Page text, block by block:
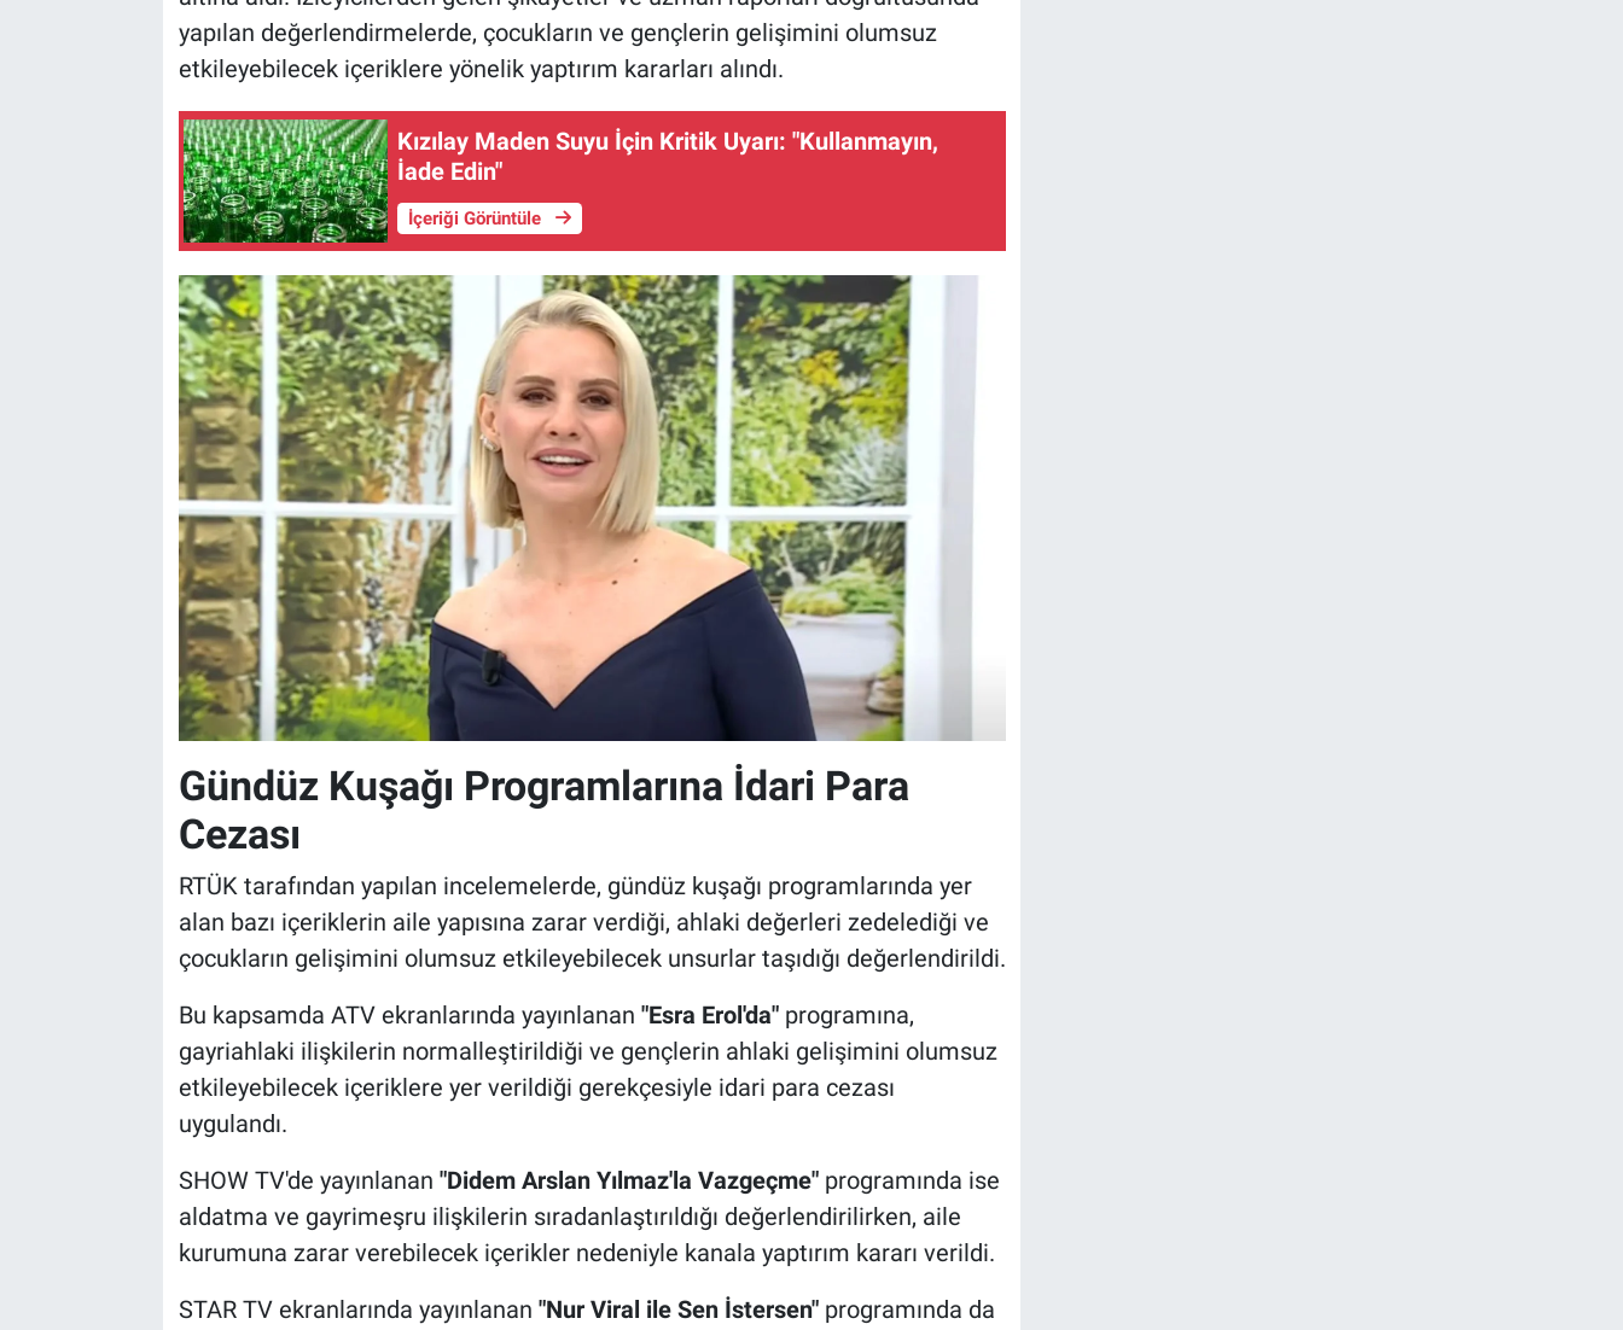
yapılan değerlendirmelerde, çocukların ve gençlerin gelişimini olumsuz
etkileyebilecek içeriklere yönelik yaptırım kararları alındı.
Kızılay Maden Suyu İçin Kritik Uyarı: "Kullanmayın,
İade Edin"
İçeriği Görüntüle
Gündüz Kuşağı Programlarına İdari Para
Cezası
RTÜK tarafından yapılan incelemelerde, gündüz kuşağı programlarında yer
alan bazı içeriklerin aile yapısına zarar verdiği, ahlaki değerleri zedelediği ve
çocukların gelişimini olumsuz etkileyebilecek unsurlar taşıdığı değerlendirildi.
Bu kapsamda ATV ekranlarında yayınlanan "Esra Erol'da" programına,
gayriahlaki ilişkilerin normalleştirildiği ve gençlerin ahlaki gelişimini olumsuz
etkileyebilecek içeriklere yer verildiği gerekçesiyle idari para cezası
uygulandı.
SHOW TV'de yayınlanan "Didem Arslan Yılmaz'la Vazgeçme"programında ise
aldatma ve gayrimeşru ilişkilerin sıradanlaştırıldığı değerlendirilirken, aile
kurumuna zarar verebilecek içerikler nedeniyle kanala yaptırım kararı verildi.
STAR TV ekranlarında yayınlanan "Nur Viral ile Sen İstersen"programında da